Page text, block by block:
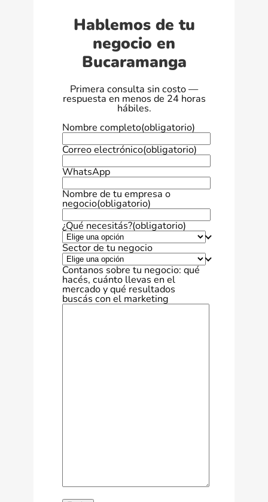
Hablemos de tu
negocio en
Bucaramanga
Primera consulta sin costo —
respuesta en menos de 24 horas
hábiles.
Nombre completo(obligatorio)
Correo electrónico(obligatorio)
WhatsApp
Nombre de tu empresa o
negocio(obligatorio)
¿Qué necesitás?(obligatorio)
Sector de tu negocio
Contanos sobre tu negocio: qué
hacés, cuánto llevas en el
mercado y qué resultados
buscás con el marketing